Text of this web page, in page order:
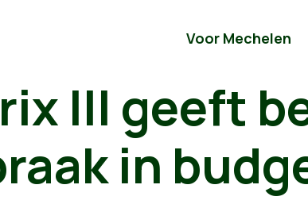
Voor Mechelen
III geeft
in